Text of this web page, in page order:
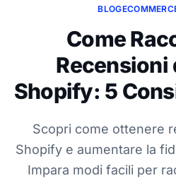
BLOG
Come
Recensioni
Shopify: 5
Scopri come ottenere
Shopify e aumentare la
Impara modi facili per